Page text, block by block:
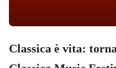
Classica è vita: